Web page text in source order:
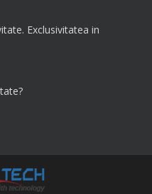
Exclusivitatea in